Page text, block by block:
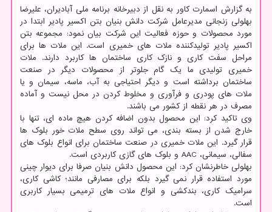
به گزارش اسمارت کاور به نقل از دبیرخانه برنامه ملی آبادیران، علیرضا
بهلولی زنجانی مدیرعامل شرکت دانش بنیان بتن اکسیر پادیر ابتدا در
مورد محصولات و حوزه فعالیت این شرکت بیان نمود: مجموعه بتن
اکسیر پادیر تولیدکننده ملات های خمیری است. این ملات ها برای
مراحل سفت کاری و نازک کاری ساختمان ها کاربرد دارند. ملات
خمیری تولیدی ما یک گام جلوتر از محصولات دیگر در صنعت
ساختمان برداشته است و دیگر احتیاجی به آب، ماسه، سیمان و یا
ملات های پودری و فرآوری و مخلوط کردن در محل نیست و آماده
مصرف در هر نقطه از کشور می باشند.
وی تاکید کرد: این محصول بدون اضافه کردن هیچ ماده ای، تنها با
خارج شدن از بسته بندی، می تواند روی سطح ملات خور بلوک ها
قرار گیرد. این ملات خمیری در صنعت ساختمان برای انواع بلوک های
سفالی، سیمانی، AAC و بلوک های گازی کاربردی است.
بهلولی خاطرنشان کرد: این محصول دانش بنیان صرفا برای دیوار چینی
مورد استفاده قرار نمی گیرد بلکه برای مصارفی مانند؛ کاشی کاری،
سرامیک کاری، بندکشی و انواع ملات های ترمیمی بسیار کاربری
است.